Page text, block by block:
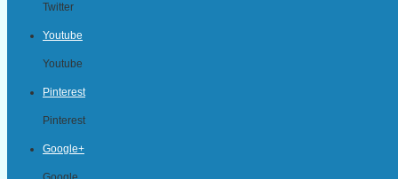
Twitter
Youtube
Youtube
Pinterest
Pinterest
Google+